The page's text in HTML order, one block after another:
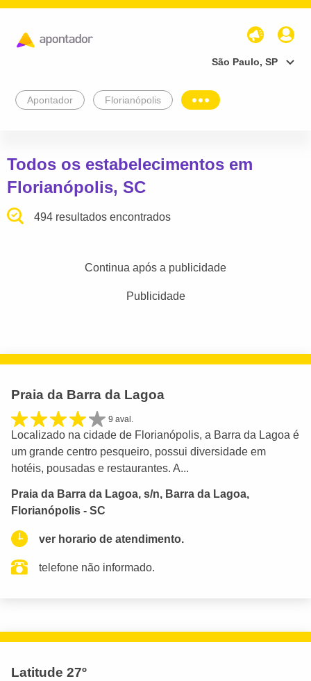
São Paulo, SP
Apontador Florianópolis
Todos os estabelecimentos em
Florianópolis, SC
494 resultados encontrados
Continua após a publicidade
Publicidade
Praia da Barra da Lagoa
9 aval.
Localizado na cidade de Florianópolis, a Barra da Lagoa é
um grande centro pesqueiro, possui diversidade em
hotéis, pousadas e restaurantes. A...
Praia da Barra da Lagoa, s/n, Barra da Lagoa,
Florianópolis - SC
ver horario de atendimento.
telefone não informado.
Latitude 27º